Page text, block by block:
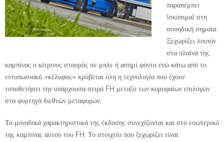
παραπέμπει
(σκόπιμα) στη
σουηδική σημαία.
Ξεχωρίζει λοιπόν
στα πλαϊνά της
καμπίνας ο κίτρινος σταυρός σε μπλε ή ασημί φόντο ενώ κάτω από το
εντυπωσιακό «κέλυφος» κρύβεται όλη η τεχνολογία που έχουν
τοποθετήσει την υπάρχουσα σειρά FH μεταξύ των κορυφαίων επιλογών
στα φορτηγά διεθνών μεταφορών.
Τα μοναδικά χαρακτηριστικά της έκδοσης συνεχίζονται και στο εσωτερικό
της καμπίνας αυτού του FH. Το στοιχείο που ξεχωρίζει είναι